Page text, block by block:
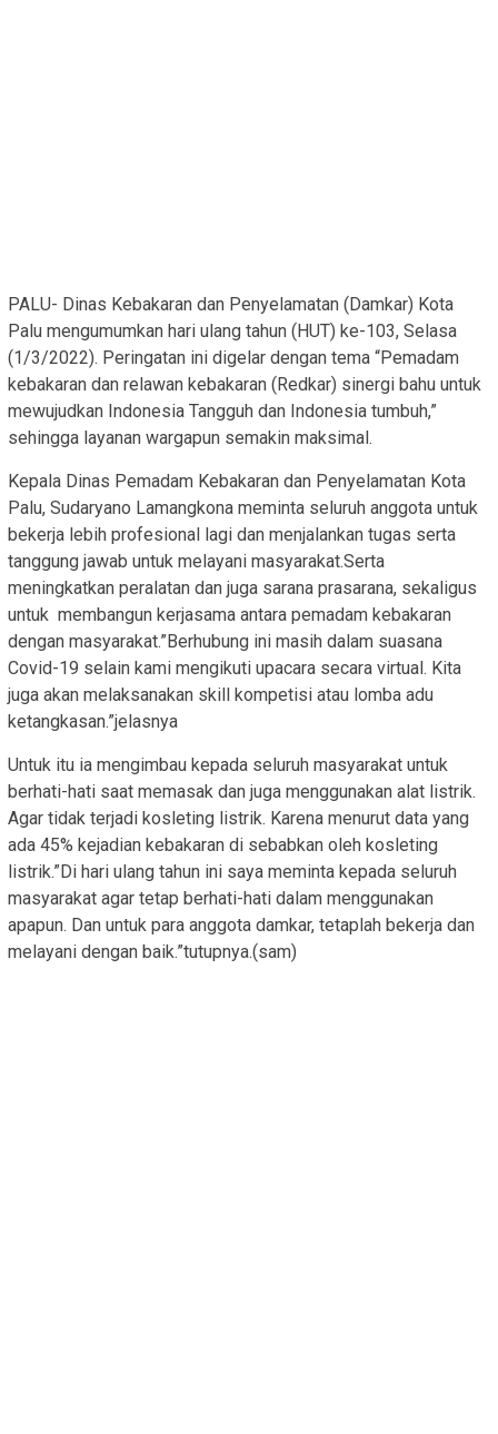
PALU- Dinas Kebakaran dan Penyelamatan (Damkar) Kota
Palu mengumumkan hari ulang tahun (HUT) ke-103, Selasa
(1/3/2022). Peringatan ini digelar dengan tema “Pemadam
kebakaran dan relawan kebakaran (Redkar) sinergi bahu untuk
mewujudkan Indonesia Tangguh dan Indonesia tumbuh,”
sehingga layanan wargapun semakin maksimal.
Kepala Dinas Pemadam Kebakaran dan Penyelamatan Kota
Palu, Sudaryano Lamangkona meminta seluruh anggota untuk
bekerja lebih profesional lagi dan menjalankan tugas serta
tanggung jawab untuk melayani masyarakat.Serta
meningkatkan peralatan dan juga sarana prasarana, sekaligus
untuk membangun kerjasama antara pemadam kebakaran
dengan masyarakat.”Berhubung ini masih dalam suasana
Covid-19 selain kami mengikuti upacara secara virtual. Kita
juga akan melaksanakan skill kompetisi atau lomba adu
ketangkasan.”jelasnya
Untuk itu ia mengimbau kepada seluruh masyarakat untuk
berhati-hati saat memasak dan juga menggunakan alat listrik.
Agar tidak terjadi kosleting listrik. Karena menurut data yang
ada 45% kejadian kebakaran di sebabkan oleh kosleting
listrik.”Di hari ulang tahun ini saya meminta kepada seluruh
masyarakat agar tetap berhati-hati dalam menggunakan
apapun. Dan untuk para anggota damkar, tetaplah bekerja dan
melayani dengan baik.”tutupnya.(sam)